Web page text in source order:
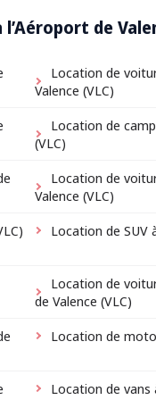
de
Location de
Valence (VLC)
Location de
(VLC)
Location de
Valence (VLC)
Location de SUV
Location de
de Valence (VLC)
Location de
Location de vans